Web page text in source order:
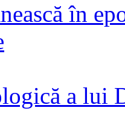
în
a lui